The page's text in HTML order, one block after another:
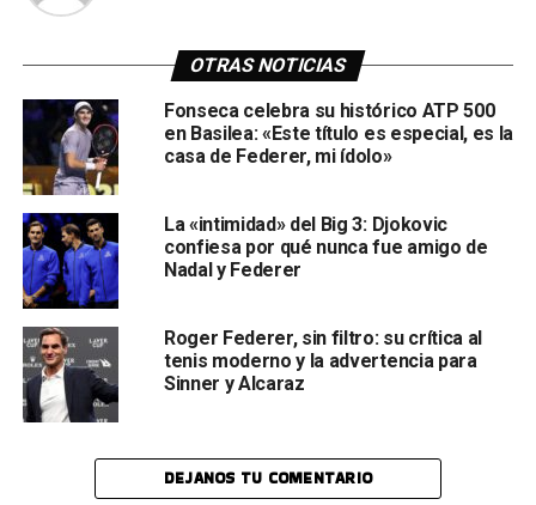
OTRAS NOTICIAS
Fonseca celebra su histórico ATP 500
en Basilea: «Este título es especial, es la
casa de Federer, mi ídolo»
La «intimidad» del Big 3: Djokovic
confiesa por qué nunca fue amigo de
Nadal y Federer
Roger Federer, sin filtro: su crítica al
tenis moderno y la advertencia para
Sinner y Alcaraz
DEJANOS TU COMENTARIO